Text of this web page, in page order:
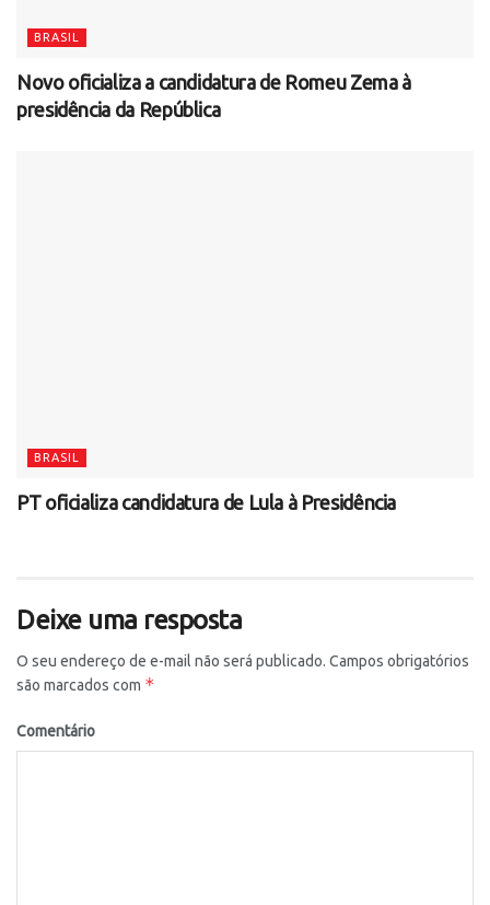
BRASIL
Novo oficializa a candidatura de Romeu Zema à
presidência da República
BRASIL
PT oficializa candidatura de Lula à Presidência
Deixe uma resposta
O seu endereço de e-mail não será publicado. Campos obrigatórios
são marcados com *
Comentário